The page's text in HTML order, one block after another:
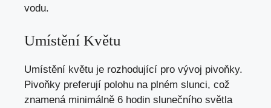
vodu.
Umístění Květu
Umístění květu je rozhodující pro vývoj pivoňky.
Pivoňky preferují polohu na plném slunci, což
znamená minimálně 6 hodin slunečního světla